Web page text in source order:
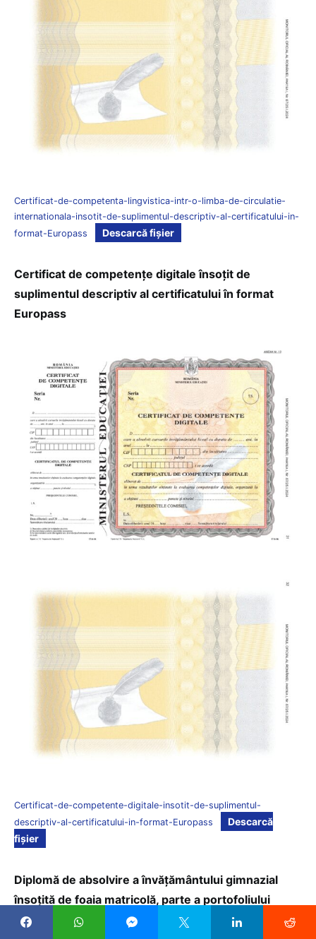
Certificat-de-competenta-lingvistica-intr-o-limba-de-circulatie-
internationala-insotit-de-suplimentul-descriptiv-al-certificatului-in-
format-Europass
Descarcă fișier
Certificat de competențe digitale însoțit de
suplimentul descriptiv al certificatului în format
Europass
Certificat-de-competente-digitale-insotit-de-suplimentul-
descriptiv-al-certificatului-in-format-Europass
Descarcă
fișier
Diplomă de absolvire a învățământului gimnazial
însoțită de foaia matricolă, parte a portofoliului
educațional